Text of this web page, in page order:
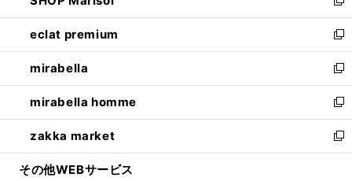
開
く
ウ
で
開
く
ン
ド
ウ
で
開
く
い
ウ
ィ
ン
ド
ウ
で
開
く
新
し
い
ウ
ィ
ン
ド
ウ
で
開
eclat premium
新
し
い
ウ
ィ
ン
ド
ウ
mirabella
新
し
い
ウ
ィ
ン
mirabella homme
新
し
い
ウ
zakka market
新
し
その他WEBサービス